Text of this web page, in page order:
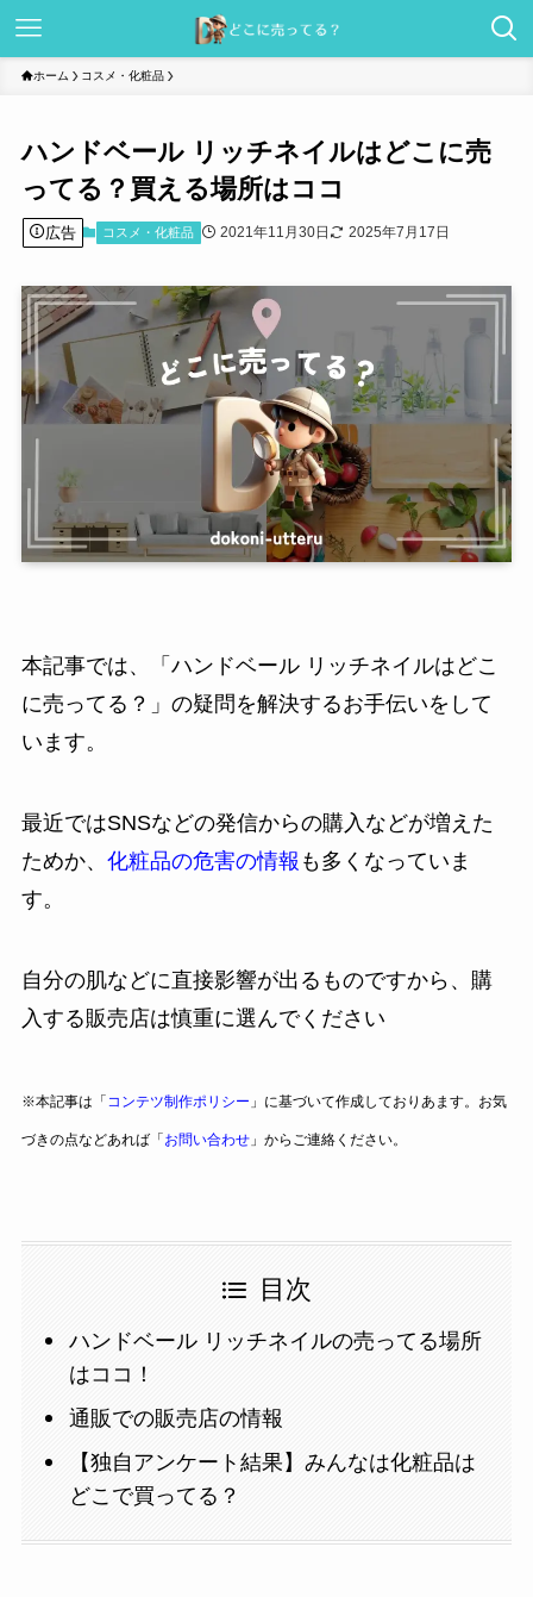
ホーム コスメ・化粧品
ハンドベール リッチネイルはどこに売
ってる？買える場所はココ
広告 コスメ・化粧品 2021年11月30日 2025年7月17日
本記事では、「ハンドベール リッチネイルはどこ
に売ってる？」の疑問を解決するお手伝いをして
います。
最近ではSNSなどの発信からの購入などが増えた
ためか、 化粧品の危害の情報 も多くなっていま
す。
自分の肌などに直接影響が出るものですから、購
入する販売店は慎重に選んでください
※本記事は「 コンテツ制作ポリシー 」に基づいて作成しておりあます。お気
づきの点などあれば「お問い合わせ」からご連絡ください。
目次
ハンドベール リッチネイルの売ってる場所
はココ！
通販での販売店の情報
【独自アンケート結果】みんなは化粧品は
どこで買ってる？